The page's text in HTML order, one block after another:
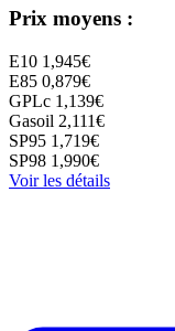
Prix moyens :
E10 1,945€
E85 0,879€
GPLc 1,139€
Gasoil 2,111€
SP95 1,719€
SP98 1,990€
Voir les détails